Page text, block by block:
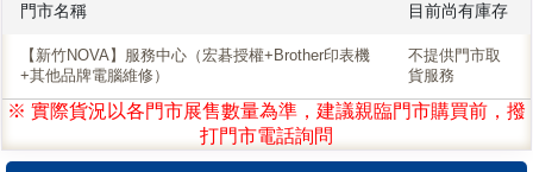
門市名稱 目前尚有庫存
【新竹NOVA】服務中心（宏碁授權+Brother印表機
+其他品牌電腦維修）
不提供門市取
貨服務
※ 實際貨況以各門市展售數量為準，建議親臨門市購買前，撥
打門市電話詢問